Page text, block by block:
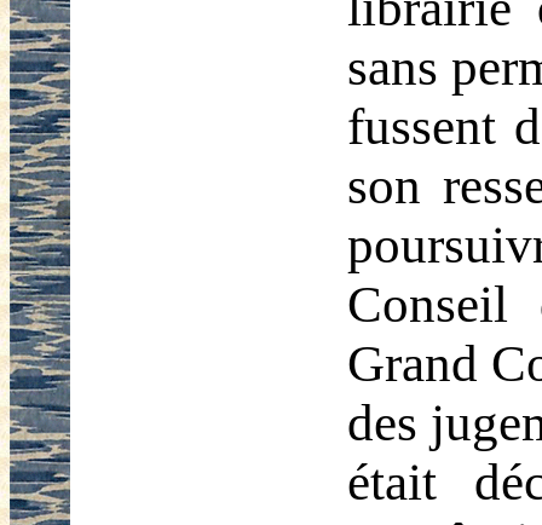
sans
fussent
son
Conseil
Grand
des
était